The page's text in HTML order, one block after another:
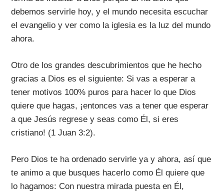
debemos servirle hoy, y el mundo necesita escuchar
el evangelio y ver como la iglesia es la luz del mundo
ahora.
Otro de los grandes descubrimientos que he hecho
gracias a Dios es el siguiente: Si vas a esperar a
tener motivos 100% puros para hacer lo que Dios
quiere que hagas, ¡entonces vas a tener que esperar
a que Jesús regrese y seas como Él, si eres
cristiano! (1 Juan 3:2).
Pero Dios te ha ordenado servirle ya y ahora, así que
te animo a que busques hacerlo como Él quiere que
lo hagamos: Con nuestra mirada puesta en Él,